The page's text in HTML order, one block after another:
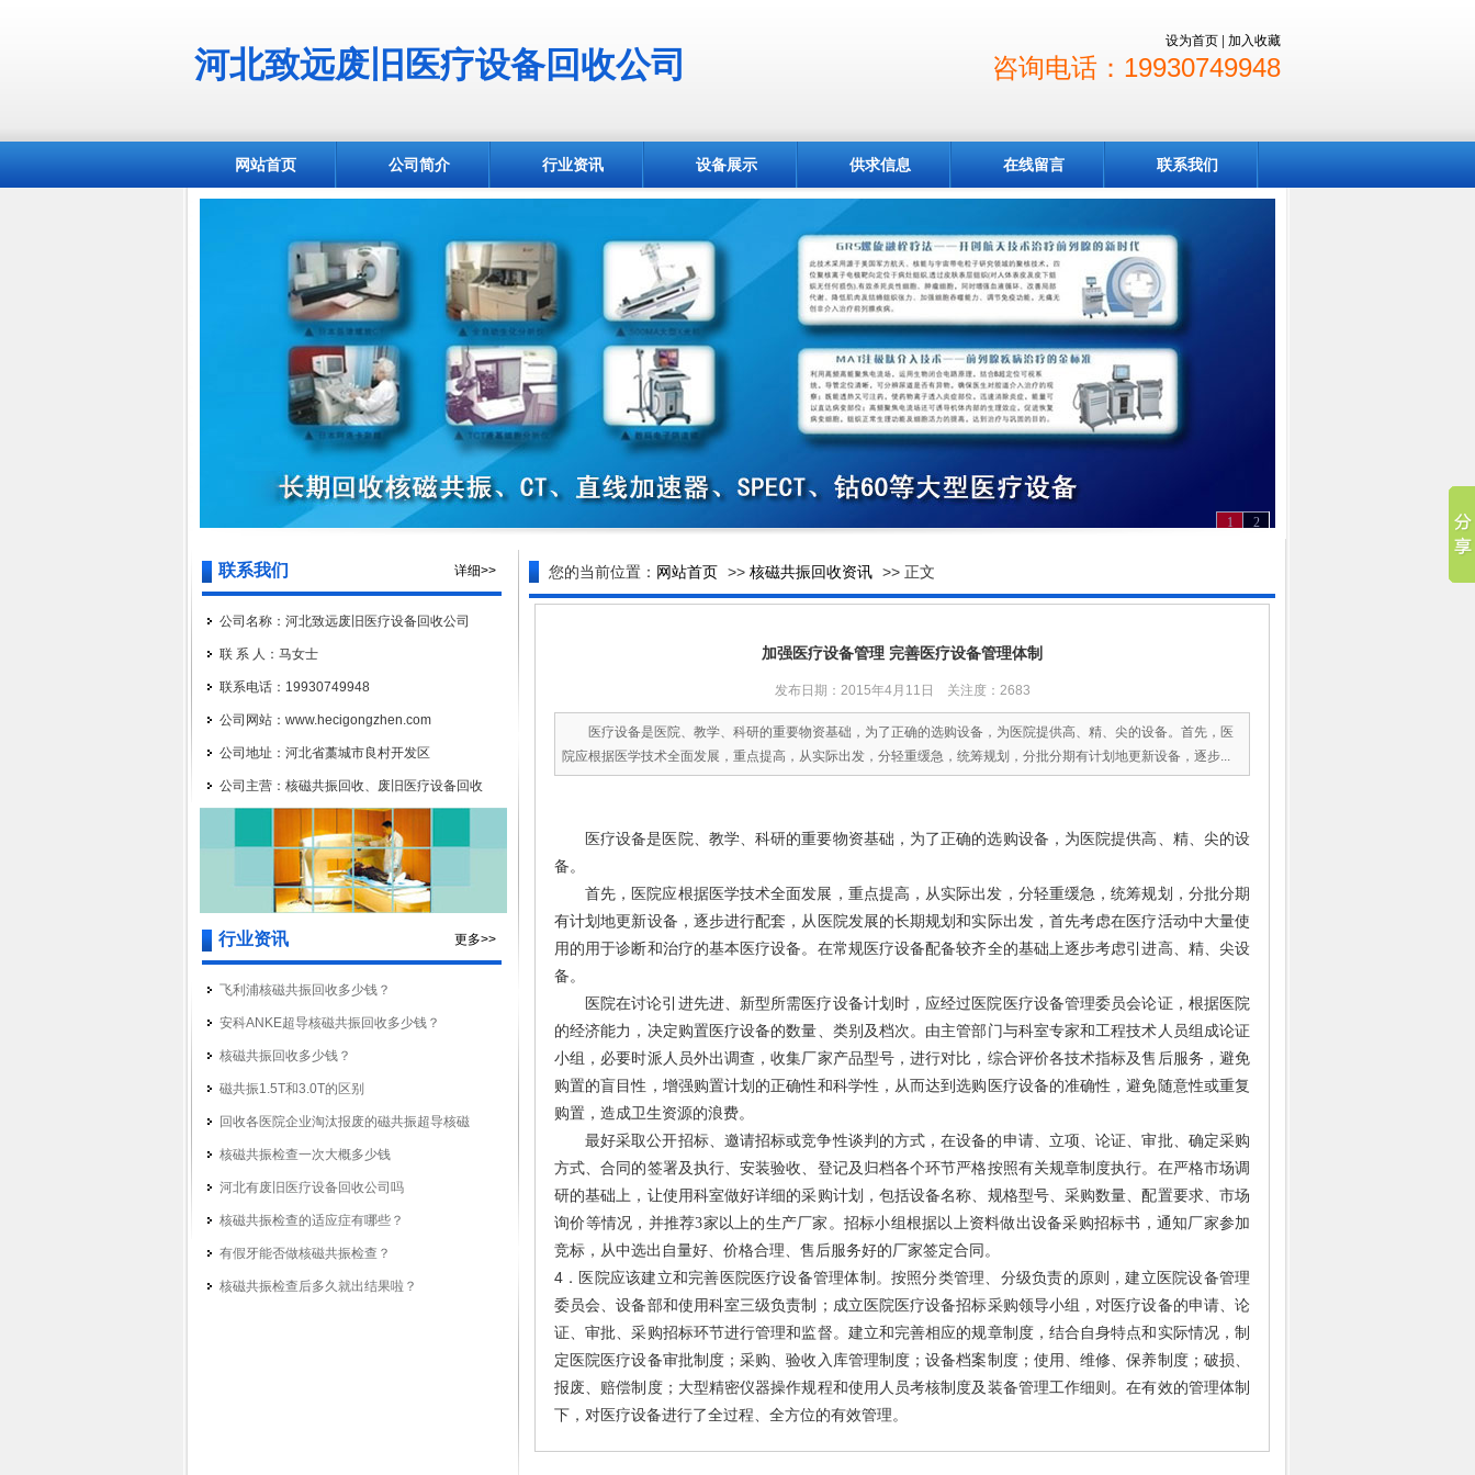
河北致远废旧医疗设备回收公司
设为首页 加入收藏
咨询电话：19930749948
网站首页 公司简介 行业资讯 设备展示 供求信息 在线留言 联系我们
2
1
详细>>
联系我们
公司名称：河北致远废旧医疗设备回收公司
联 系 人：马女士
联系电话：19930749948
公司网站：www.hecigongzhen.com
公司地址：河北省藁城市良村开发区
公司主营：核磁共振回收、废旧医疗设备回收
更多>>
行业资讯
飞利浦核磁共振回收多少钱？
安科ANKE超导核磁共振回收多少钱？
核磁共振回收多少钱？
磁共振1.5T和3.0T的区别
回收各医院企业淘汰报废的磁共振超导核磁
核磁共振检查一次大概多少钱
河北有废旧医疗设备回收公司吗
核磁共振检查的适应症有哪些？
有假牙能否做核磁共振检查？
核磁共振检查后多久就出结果啦？
您的当前位置： 网站首页 >> 核磁共振回收资讯 >> 正文
加强医疗设备管理 完善医疗设备管理体制
发布日期：2015年4月11日 关注度：2683
医疗设备是医院、教学、科研的重要物资基础，为了正确的选购设备，为医院提供高、精、尖的设备。首先，医
院应根据医学技术全面发展，重点提高，从实际出发，分轻重缓急，统筹规划，分批分期有计划地更新设备，逐步...
医疗设备是医院、教学、科研的重要物资基础，为了正确的选购设备，为医院提供高、精、尖的设
备。
首先， 医院应根据医学技术全面发展，重点提高，从实际出发，分轻重缓急，统筹规划，分批分期
有计划地更新设备，逐步进行配套，从医院发展的长期规划和实际出发，首先考虑在医疗活动中大量使
用的用于诊断和治疗的基本医疗设备。在常规医疗设备配备较齐全的基础上逐步考虑引进高、精、尖设
备。
医院在讨论引进先进、新型所需医疗设备计划时，应经过医院医疗设备管理委员会论证，根据医院
的经济能力，决定购置医疗设备的数量、类别及档次。由主管部门与科室专家和工程技术人员组成论证
小组，必要时派人员外出调查，收集厂家产品型号，进行对比，综合评价各技术指标及售后服务，避免
购置的盲目性，增强购置计划的正确性和科学性，从而达到选购医疗设备的准确性，避免随意性或重复
购置，造成卫生资源的浪费。
最好采取公开招标、邀请招标或竞争性谈判的方式，在设备的申请、立项、论证、审批、确定采购
方式、合同的签署及执行、安装验收、登记及归档各个环节严格按照有关规章制度执行。在严格市场调
研的基础上，让使用科室做好详细的采购计划，包括设备名称、规格型号、采购数量、配置要求、市场
询价等情况，并推荐3家以上的生产厂家。招标小组根据以上资料做出设备采购招标书，通知厂家参加
竞标，从中选出自量好、价格合理、售后服务好的厂家签定合同。
4． 医院应该建立和完善医院医疗设备管理体制。按照分类管理、分级负责的原则，建立医院设备管理
委员会、设备部和使用科室三级负责制；成立医院医疗设备招标采购领导小组，对医疗设备的申请、论
证、审批、采购招标环节进行管理和监督。建立和完善相应的规章制度，结合自身特点和实际情况，制
定医院医疗设备审批制度；采购、验收入库管理制度；设备档案制度；使用、维修、保养制度；破损、
报废、赔偿制度；大型精密仪器操作规程和使用人员考核制度及装备管理工作细则。在有效的管理体制
下，对医疗设备进行了全过程、全方位的有效管理。